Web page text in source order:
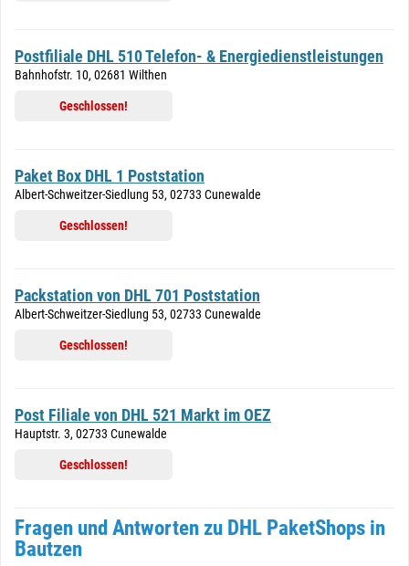
Postfiliale DHL 510 Telefon- & Energiedienstleistungen
Bahnhofstr. 10, 02681 Wilthen
Geschlossen!
Paket Box DHL 1 Poststation
Albert-Schweitzer-Siedlung 53, 02733 Cunewalde
Geschlossen!
Packstation von DHL 701 Poststation
Albert-Schweitzer-Siedlung 53, 02733 Cunewalde
Geschlossen!
Post Filiale von DHL 521 Markt im OEZ
Hauptstr. 3, 02733 Cunewalde
Geschlossen!
Fragen und Antworten zu DHL PaketShops in
Bautzen